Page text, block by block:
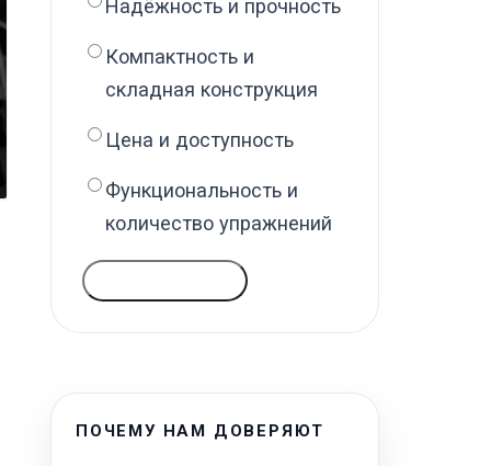
Надёжность и прочность
Компактность и
складная конструкция
Цена и доступность
Функциональность и
количество упражнений
ПОЧЕМУ НАМ ДОВЕРЯЮТ